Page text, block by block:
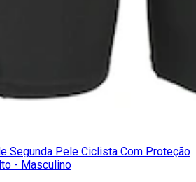
Segunda Pele Ciclista Com Proteção
- Masculino